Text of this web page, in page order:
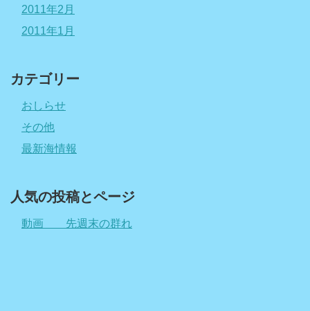
2011年2月
2011年1月
カテゴリー
おしらせ
その他
最新海情報
人気の投稿とページ
動画 先週末の群れ